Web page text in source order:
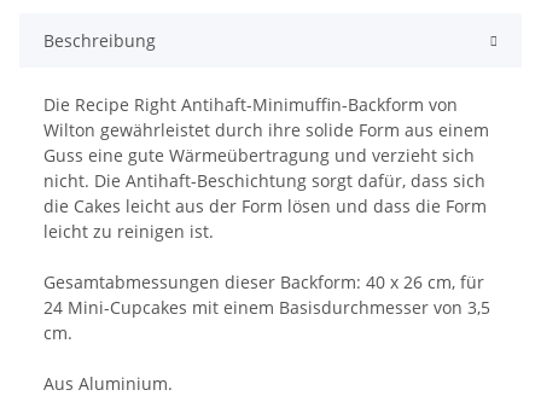
Beschreibung
Die Recipe Right Antihaft-Minimuffin-Backform von
Wilton gewährleistet durch ihre solide Form aus einem
Guss eine gute Wärmeübertragung und verzieht sich
nicht. Die Antihaft-Beschichtung sorgt dafür, dass sich
die Cakes leicht aus der Form lösen und dass die Form
leicht zu reinigen ist.
Gesamtabmessungen dieser Backform: 40 x 26 cm, für
24 Mini-Cupcakes mit einem Basisdurchmesser von 3,5
cm.
Aus Aluminium.